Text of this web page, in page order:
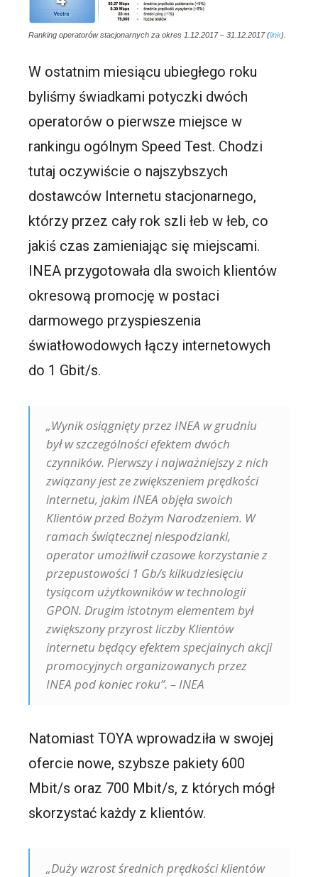
Ranking operatorów stacjonarnych za okres 1.12.2017 – 31.12.2017 (link).
W ostatnim miesiącu ubiegłego roku
byliśmy świadkami potyczki dwóch
operatorów o pierwsze miejsce w
rankingu ogólnym Speed Test. Chodzi
tutaj oczywiście o najszybszych
dostawców Internetu stacjonarnego,
którzy przez cały rok szli łeb w łeb, co
jakiś czas zamieniając się miejscami.
INEA przygotowała dla swoich klientów
okresową promocję w postaci
darmowego przyspieszenia
światłowodowych łączy internetowych
do 1 Gbit/s.
„Wynik osiągnięty przez INEA w grudniu
był w szczególności efektem dwóch
czynników. Pierwszy i najważniejszy z nich
związany jest ze zwiększeniem prędkości
internetu, jakim INEA objęła swoich
Klientów przed Bożym Narodzeniem. W
ramach świątecznej niespodzianki,
operator umożliwił czasowe korzystanie z
przepustowości 1 Gb/s kilkudziesięciu
tysiącom użytkowników w technologii
GPON. Drugim istotnym elementem był
zwiększony przyrost liczby Klientów
internetu będący efektem specjalnych akcji
promocyjnych organizowanych przez
INEA pod koniec roku”. – INEA
Natomiast TOYA wprowadziła w swojej
ofercie nowe, szybsze pakiety 600
Mbit/s oraz 700 Mbit/s, z których mógł
skorzystać każdy z klientów.
„Duży wzrost średnich prędkości klientów